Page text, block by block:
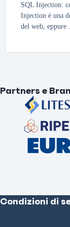
SQL Injection:
Injection è una
del web,
Partners e
Condizioni di